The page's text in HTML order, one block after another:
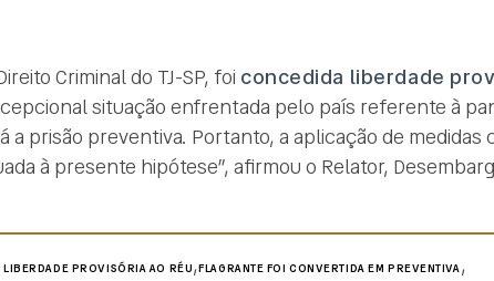
Criminal do TJ-SP, foi concedida liberdade
situação enfrentada pelo país referente à
prisão preventiva. Portanto, a aplicação de medidas
à presente hipótese”, afirmou o Relator,
PROVISÓRIA AO RÉU,FLAGRANTE FOI CONVERTIDA EM PREVENTIVA,